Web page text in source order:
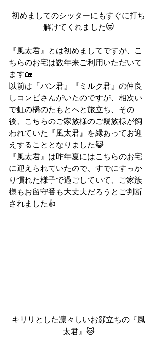
初めましてのシッターにもすぐに打ち
解けてくれました😻
『風太君』とは初めましてですが、こ
ちらのお宅は数年来ご利用いただいて
ます🏡
以前は『パン君』『ミルク君』の仲良
しコンビさんがいたのですが、相次い
で虹の橋のたもとへと旅立ち、その
後、こちらのご家族様のご親族様が飼
われていた『風太君』を縁あってお迎
えすることとなりました😺
『風太君』は昨年夏にはこちらのお宅
に迎えられていたので、すでにすっか
り慣れた様子で過ごしていて、ご家族
様もお留守番も大丈夫だろうとご判断
されました👍
キリリとした凛々しいお顔立ちの『風
太君』🐱